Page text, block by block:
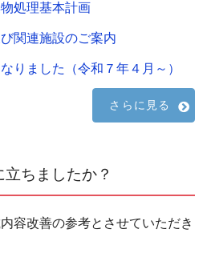
処理基本計画
関連施設のご案内
りました（令和７年４月～）
さらに見る
ちましたか？
容改善の参考とさせていただき